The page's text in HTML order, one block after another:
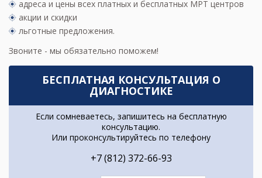
адреса и цены всех платных и бесплатных МРТ центров
акции и скидки
льготные предложения.
Звоните - мы обязательно поможем!
БЕСПЛАТНАЯ КОНСУЛЬТАЦИЯ О
ДИАГНОСТИКЕ
Если сомневаетесь, запишитесь на бесплатную
консультацию.
Или проконсультируйтесь по телефону
+7 (812) 372-66-93